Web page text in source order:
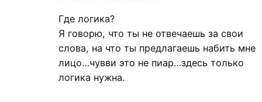
Где логика?
Я говорю, что ты не отвечаешь за свои
слова, на что ты предлагаешь набить мне
лицо…чувви это не пиар…здесь только
логика нужна.